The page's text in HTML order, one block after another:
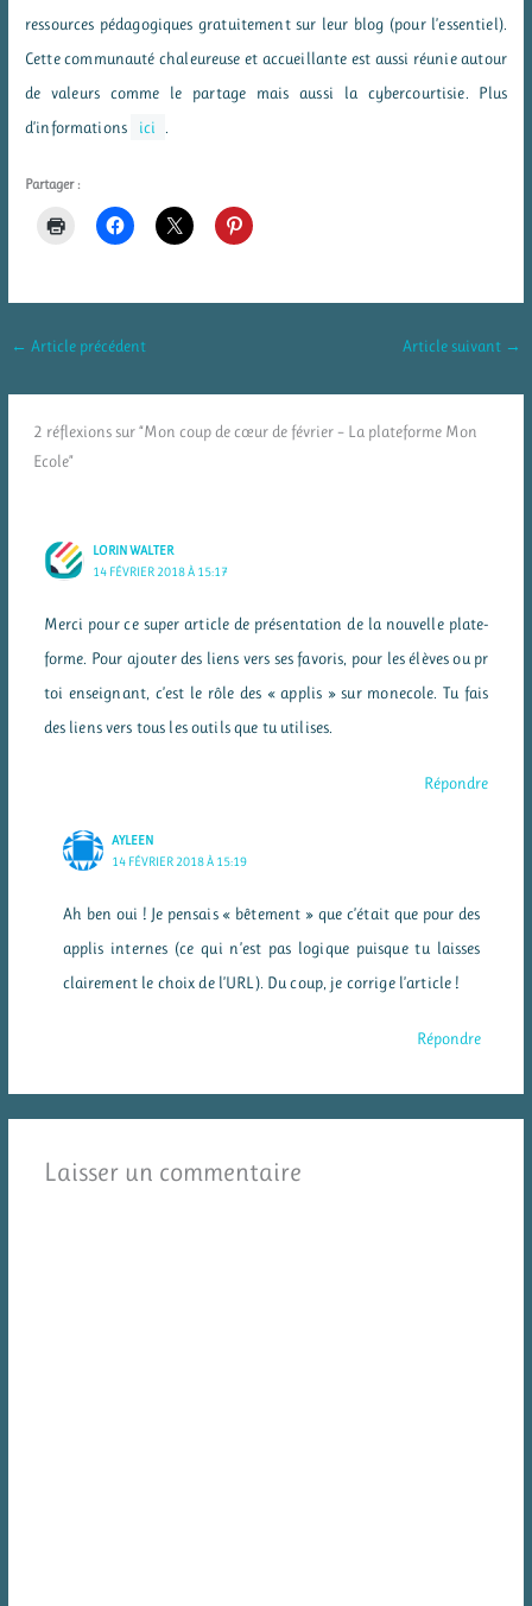
ressources pédagogiques gratuitement sur leur blog (pour l’essentiel).
Cette communauté chaleureuse et accueillante est aussi réunie autour
de valeurs comme le partage mais aussi la cybercourtisie. Plus
d’informations
ici .
Partager :
← Article précédent Article suivant →
2 réflexions sur “Mon coup de cœur de février – La plateforme Mon
Ecole”
LORIN WALTER
14 FÉVRIER 2018 À 15:17
Merci pour ce super article de présentation de la nouvelle plate-
forme. Pour ajouter des liens vers ses favoris, pour les élèves ou pr
toi enseignant, c’est le rôle des « applis » sur monecole. Tu fais
des liens vers tous les outils que tu utilises.
Répondre
AYLEEN
14 FÉVRIER 2018 À 15:19
Ah ben oui ! Je pensais « bêtement » que c’était que pour des
applis internes (ce qui n’est pas logique puisque tu laisses
clairement le choix de l’URL). Du coup, je corrige l’article !
Répondre
Laisser un commentaire